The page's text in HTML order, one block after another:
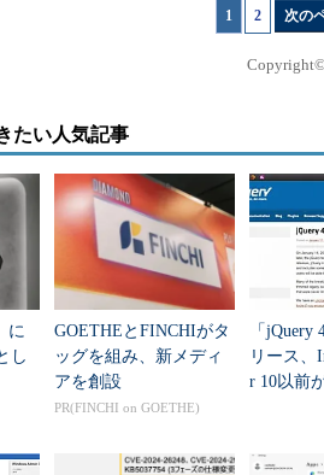
ビュー版のリリースを重ねるごと
説していく。
Internet Explorer Test Drive
」という
、既存の環境に影響を与えること
ラーが出ることがあるため、注意が
考にしてほしい。
とに「Platform Preview」と呼ばれ
る。
のWebページ表示部分と上部のメ
1 2 次の
たい人気記事
に
し
GOETHEとFINCHIがタ
ッグを組み、新メディ
アを創設
PR(FINCHI on GOETHE)
「jQuery
リース、
r 10以前